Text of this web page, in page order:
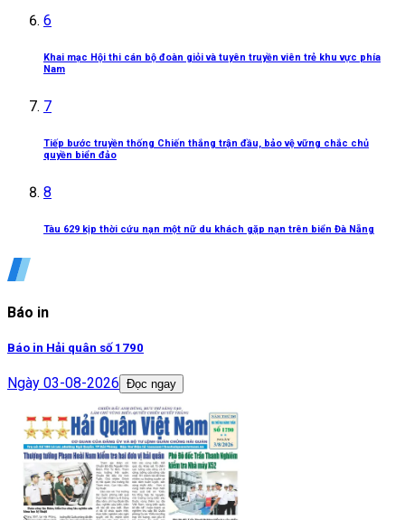
6
Khai mạc Hội thi cán bộ đoàn giỏi và tuyên truyền viên trẻ khu vực phía
Nam
7
Tiếp bước truyền thống Chiến thắng trận đầu, bảo vệ vững chắc chủ
quyền biển đảo
8
Tàu 629 kịp thời cứu nạn một nữ du khách gặp nạn trên biển Đà Nẵng
Báo in
Báo in Hải quân số 1790
Ngày 03-08-2026 Đọc ngay